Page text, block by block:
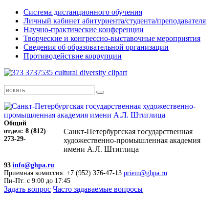
Система дистанционного обучения
Личный кабинет абитуриента/студента/преподавателя
Научно-практические конференции
Творческие и конгрессно-выставочные мероприятия
Сведения об образовательной организации
Противодействие коррупции
Санкт-Петербургская государственная
художественно-промышленная академия
имени А.Л. Штиглица
Общий
отдел: 8 (812)
273-29-
93 info@ghpa.ru
Приемная комиссия: +7 (952) 376-47-13 priem@ghpa.ru
Пн-Пт: с 9:00 до 17:45
Задать вопрос Часто задаваемые вопросы